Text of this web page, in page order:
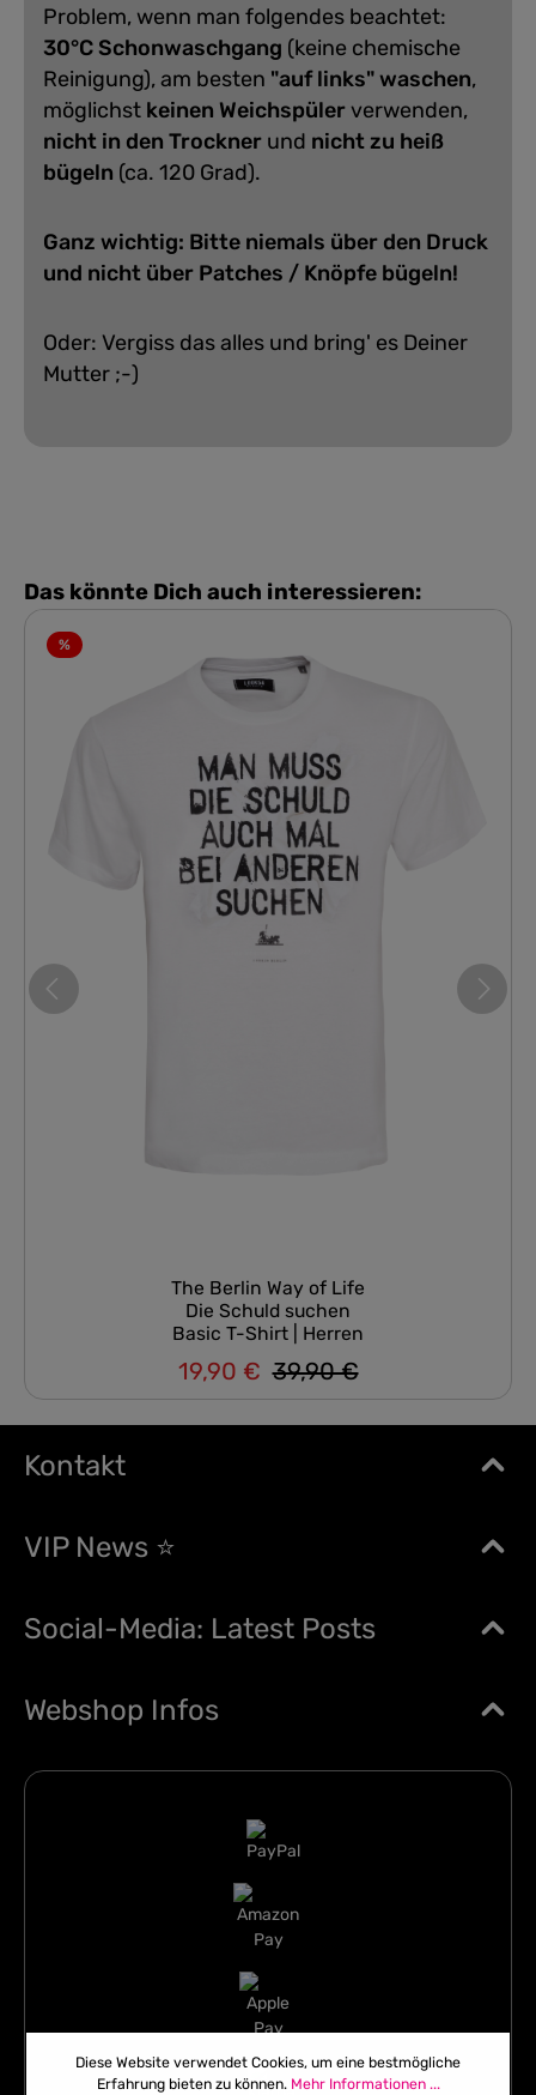
Problem, wenn man folgendes beachtet:
30°C Schonwaschgang (keine chemische
Reinigung), am besten "auf links" waschen,
möglichst keinen Weichspülerverwenden,
nicht in den Trockner und nicht zu heiß
bügeln (ca. 120 Grad).
Ganz wichtig: Bitte niemals über den Druck
und nicht über Patches / Knöpfe bügeln!
Oder: Vergiss das alles und bring' es Deiner
Mutter ;-)
Das könnte Dich auch interessieren:
%
The Berlin Way of Life
Die Schuld suchen
Basic T-Shirt | Herren
Verkaufspreis:
19,90 € Regulärer Preis:
39,90 €
Kontakt
VIP News ⭐
Social-Media: Latest Posts
Webshop Infos
Diese Website verwendet Cookies, um eine bestmögliche
Erfahrung bieten zu können. Mehr Informationen ...